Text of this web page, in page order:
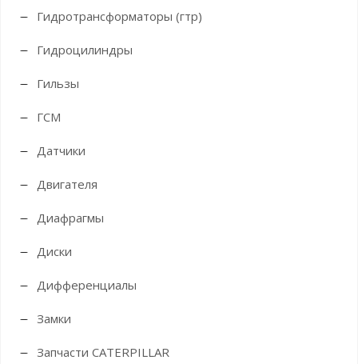
Гидротрансформаторы (гтр)
Гидроцилиндры
Гильзы
ГСМ
Датчики
Двигателя
Диафрагмы
Диски
Дифференциалы
Замки
Запчасти CATERPILLAR